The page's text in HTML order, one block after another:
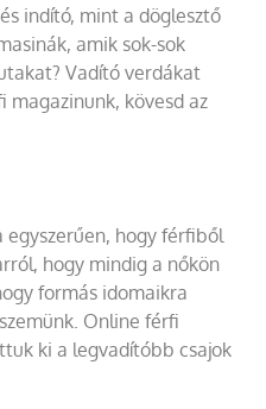
indító, mint a döglesztő
amik sok-sok
Vadító verdákat
magazinunk, kövesd az
hogy férfiből
hogy mindig a nőkön
formás idomaikra
Online férfi
ki a legvadítóbb csajok